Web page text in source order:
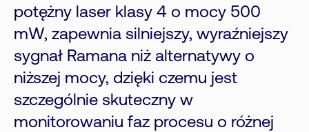
potężny laser klasy 4 o mocy 500
mW, zapewnia silniejszy, wyraźniejszy
sygnał Ramana niż alternatywy o
niższej mocy, dzięki czemu jest
szczególnie skuteczny w
monitorowaniu faz procesu o różnej